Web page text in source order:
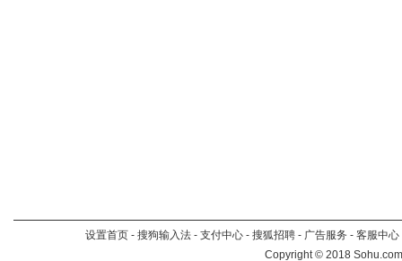
设置首页 - 搜狗输入法 - 支付中心 - 搜狐招聘 - 广告服务 - 客服中心
Copyright©2018